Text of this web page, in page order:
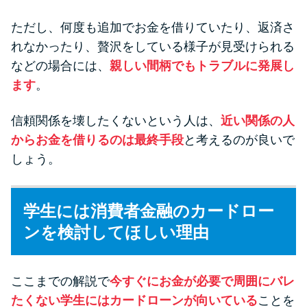
ただし、何度も追加でお金を借りていたり、返済さ
れなかったり、贅沢をしている様子が見受けられる
などの場合には、 親しい間柄でもトラブルに発展し
ます。
信頼関係を壊したくないという人は、 近い関係の人
からお金を借りるのは最終手段と考えるのが良いで
しょう。
学生には消費者金融のカードロー
ンを検討してほしい理由
ここまでの解説で今すぐにお金が必要で周囲にバレ
たくない学生にはカードローンが向いていることを